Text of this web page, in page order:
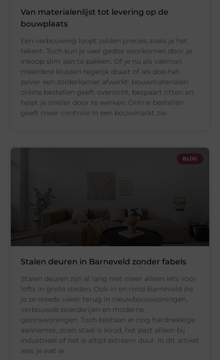
Van materialenlijst tot levering op de
bouwplaats
Een verbouwing loopt zelden precies zoals je het
tekent. Toch kun je veel gedoe voorkomen door je
inkoop slim aan te pakken. Of je nu als vakman
meerdere klussen tegelijk draait of als doe-het-
zelver een zolderkamer afwerkt: bouwmaterialen
online bestellen geeft overzicht, bespaart ritten en
helpt je sneller door te werken. Online bestellen
geeft meer controle In een bouwmarkt zie
BLOG
Stalen deuren in Barneveld zonder fabels
Stalen deuren zijn al lang niet meer alleen iets voor
lofts in grote steden. Ook in en rond Barneveld zie
je ze steeds vaker terug in nieuwbouwwoningen,
verbouwde boerderijen en moderne
gezinswoningen. Toch bestaan er nog hardnekkige
aannames, zoals staal is koud, het past alleen bij
industrieel of het is altijd extreem duur. In dit artikel
lees je wat er